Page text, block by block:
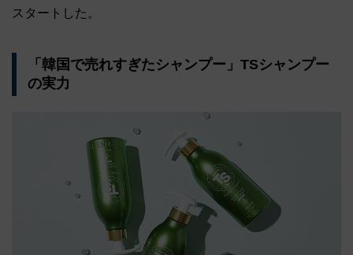
スタートした。
「韓国で売れすぎたシャンプー」TSシャンプー
の実力